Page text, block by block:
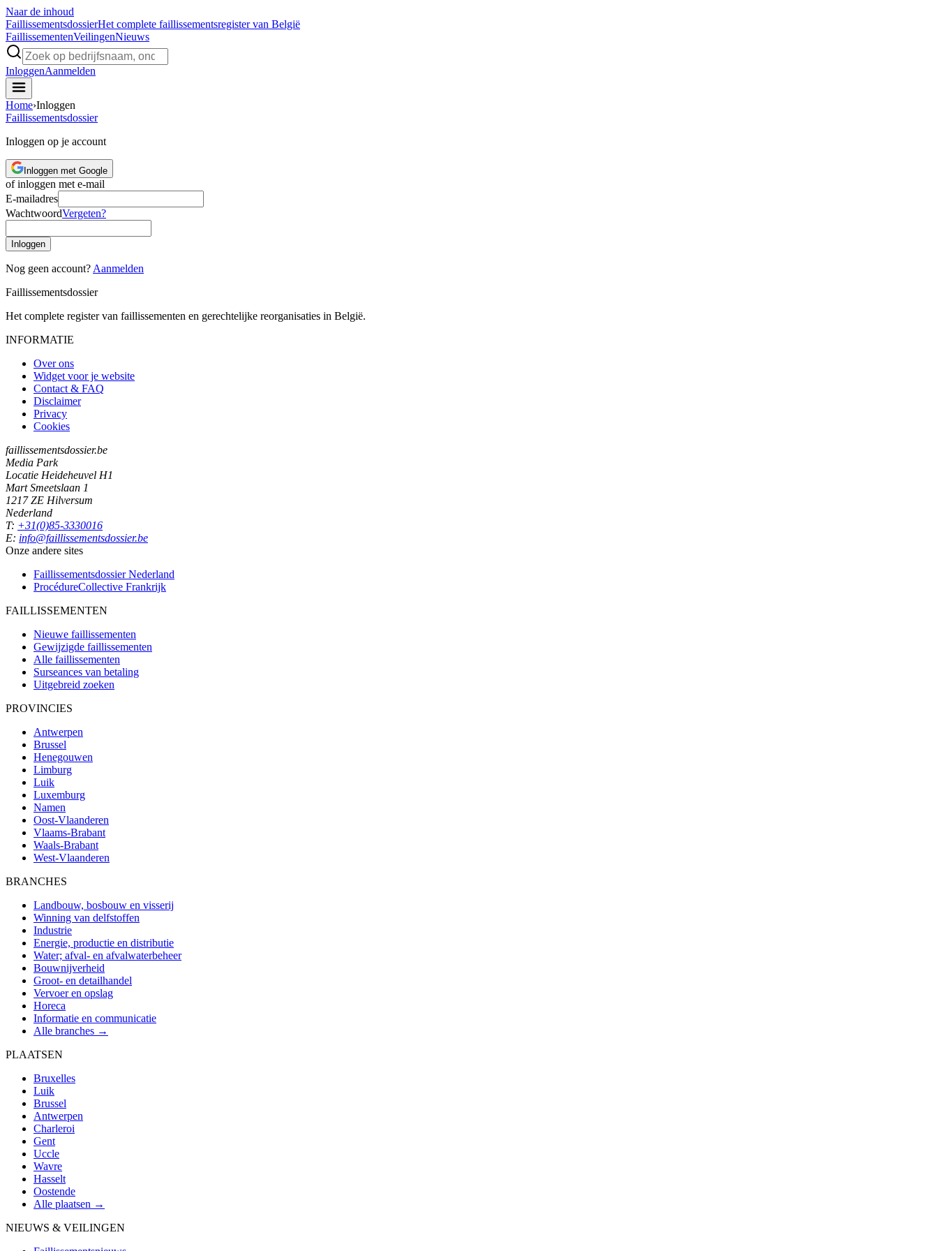
Naar de inhoud
FaillissementsdossierHet complete faillissementsregister van België
FaillissementenVeilingenNieuws
InloggenAanmelden
Home›Inloggen
Faillissementsdossier
Inloggen op je account
Inloggen met Google
of inloggen met e-mail
E-mailadres
WachtwoordVergeten?
Inloggen
Nog geen account? Aanmelden
Faillissementsdossier
Het complete register van faillissementen en gerechtelijke reorganisaties in België.
INFORMATIE
Over ons
Widget voor je website
Contact & FAQ
Disclaimer
Privacy
Cookies
faillissementsdossier.be
Media Park
Locatie Heideheuvel H1
Mart Smeetslaan 1
1217 ZE Hilversum
Nederland
T: +31(0)85-3330016
E: info@faillissementsdossier.be
Onze andere sites
Faillissementsdossier Nederland
ProcédureCollective Frankrijk
FAILLISSEMENTEN
Nieuwe faillissementen
Gewijzigde faillissementen
Alle faillissementen
Surseances van betaling
Uitgebreid zoeken
PROVINCIES
Antwerpen
Brussel
Henegouwen
Limburg
Luik
Luxemburg
Namen
Oost-Vlaanderen
Vlaams-Brabant
Waals-Brabant
West-Vlaanderen
BRANCHES
Landbouw, bosbouw en visserij
Winning van delfstoffen
Industrie
Energie, productie en distributie
Water; afval- en afvalwaterbeheer
Bouwnijverheid
Groot- en detailhandel
Vervoer en opslag
Horeca
Informatie en communicatie
Alle branches →
PLAATSEN
Bruxelles
Luik
Brussel
Antwerpen
Charleroi
Gent
Uccle
Wavre
Hasselt
Oostende
Alle plaatsen →
NIEUWS & VEILINGEN